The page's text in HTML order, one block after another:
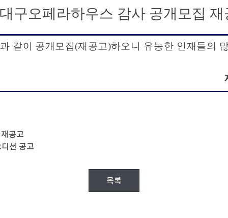
구오페라하우스 감사 공개모집 재
같이 공개모집(재공고)하오니 유능한 인재들의
공고
션 공고
목록